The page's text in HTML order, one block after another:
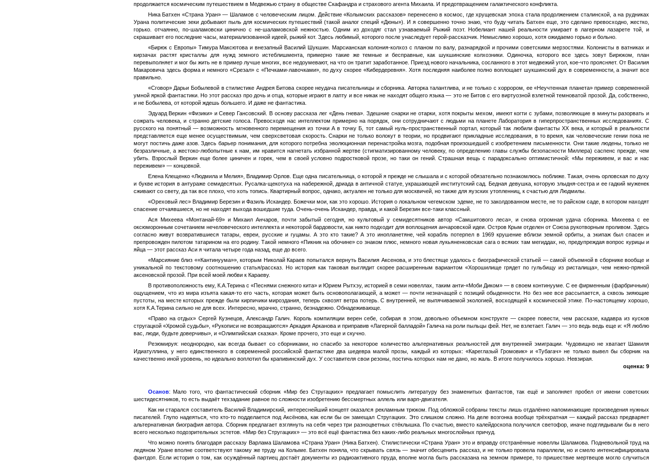
продолжается космическим путешествием в Медвежью страну в обществе Скафандра и страхового агента Михаила. И предотвращением галактического конфликта.
Ника Батхен «Страна Уран» — Шаламов с человеческим лицом. Действие «Колымских рассказов» перенесено в космос, где хрущевская эпоха стала продолжением сталинской, а на рудниках
Урана политические зеки добывают пыль для космических путешествий (такой аналог специй «Дюны»). И я совершенно точно знаю, что буду читать Батхен еще, это сделано превосходно, жестко,
горько. отчаянно, по-шаламовски цинично с не-шаламовской нежностью. Одним из доходяг стал узнаваемый Рыжий поэт. Нобелиант нашей реальности умирает в лагерном лазарете той, и
скрашивает его последние часы, материализованной идеей, рыжий кот. Здесь любимый, которого после унаследует герой-рассказчик. Немыслимо хорошо, хотя ожидаемо горько и больно.
«Бирюк с Европы» Тимура Максютова и внезапный Василий Шукшин. Марсианская колония-колхоз с планом по валу, разнарядкой и прочими советскими мерзостями. Колонисты в ватниках и
кирзачах растят кристаллы для нужд земного истеблишмента, примерно такие же темные и бесправные, как шукшинские колхозники. Одиночка, которого все здесь зовут Бирюком, план
перевыполняет и мог бы жить не в пример лучше многих, все недоумевают, на что он тратит заработанное. Приезд нового начальника, сосланного в этот медвежий угол, кое-что проясняет. От Василия
Макаровича здесь форма и немного «Срезал» с «Печками-лавочками», по духу скорее «Кибердеревня». Хотя последняя наиболее полно воплощает шукшинский дух в современности, а значит все
правильно.
«Сговор» Дарьи Бобылевой в стилистике Андрея Битова скорее неудача писательницы и сборника. Авторка талантлива, и не только с хоррором, ее «Неучтенная планета» пример современной
умной яркой фантастики. Но этот рассказ про дочь и отца, которые играют в лапту и все никак не находят общего языка — это не Битов с его виртуозной взлетной темноватой прозой. Да, собственно,
и не Бобылева, от которой ждешь большего. И даже не фантастика.
Эдуард Веркин «Физики» и Север Гансовский. В основу рассказа лег «День гнева». Здешние снарки не отарки, хотя покрыты мехом, имеют когти с зубами, позволяющие в минуты разорвать и
сожрать человека, и странно детские голоса. Превосходя нас интеллектом примерно на порядок, они сотрудничают с людьми на планете Лаборатория в гиперпространственных исследованиях. С
русского на понятный — возможность мгновенного перемещения из точки А в точку Б, тот самый нуль-пространственный портал, который так любили фантасты ХХ века, и который в реальности
представляется еще менее осуществимым, чем сверхсветовая скорость. Снарки не только волокут в теории, но продвигают прикладные исследования, в то время, как человеческие гении пока не
могут постичь даже азов. Здесь барьер понимания, для которого потребна эволюционная перенастройка мозга, подобная произошедшей с изобретением письменности. Они такие людены, только не
безразличные, а жестоко-любопытные к нам, им нравится нагнетать избранной жертве (стигматизированному человеку, по определению главы службы безопасности Миллера) саспенс прежде, чем
убить. Взрослый Веркин еще более циничен и горек, чем в своей условно подростковой прозе, но таки он гений. Страшная вещь с парадоксально оптимистичной: «Мы переживем, и вас и нас
переживем» — концовкой.
Елена Клещенко «Людмила и Мелия», Владимир Орлов. Еще одна писательница, о которой я прежде не слышала и с которой обязательно познакомлюсь поближе. Такая, очень орловская по духу
и букве история в антураже семидесятых. Русалка-щекотуха на набережной, дриада в античной статуе, украшающей институтский сад. Бедная девушка, которую злыдня-сестра и ее гадкий муженек
сживают со свету, да так все плохо, что хоть топись. Квартирный вопрос, однако, актуален не только для москвичей, но также для яузских утопленниц, к счастью для Людмилы.
«Ореховый лес» Владимир Березин и Фазиль Искандер. Божечки мои, как это хорошо. История о локальном чегемском эдеме, не то заколдованном месте, не то райском саде, в котором находят
спасение отчаявшиеся, но не находят выхода вошедшие туда. Очень-очень Искандер, правда, и какой Березин все-таки классный.
Ася Михеева «Монтанай-69» и Михаил Анчаров, почти забытый сегодня, но культовый у семидесятников автор «Самшитового леса», и снова огромная удача сборника. Михеева с ее
оксюморонным сочетанием нечеловеческого интеллекта и некоторой бардовости, как никто подходит для воплощения анчаровской идеи. Остров Крым отделен от Союза рукотворным проливом. Здесь
согласно живут возвратившиеся татары, евреи, русские и гуцамы. А это кто такие? А это инопланетяне, чей корабль потерпел в 1969 крушение вблизи земной орбиты, а экипаж был спасен и
препровожден пилотом татарином на его родину. Такой немного «Пикник на обочине» со знаком плюс, немного новая лукьяненковская сага о всяких там мегиддах, но, предупреждая вопрос курицы и
яйца — этот рассказ Аси я читала четыре года назад, еще до всего.
«Марсияние близ ««Кантинуума»», которым Николай Караев попытался вернуть Василия Аксенова, и это блестяще удалось с биографической статьей — самой объемной в сборнике вообще и
уникальной по текстовому соотношению статья/рассказ. Но история как таковая выглядит скорее расширенным вариантом «Хорошилище грядет по гульбищу из ристалища», чем нежно-пряной
аксеновской прозой. При всей моей любви к Караеву.
В противоположность ему, К.А.Терина с «Песнями снежного кита» и Юрием Рытхэу, историей в семи новеллах, таким анти-«Моби Диком» — в своем континууме. С ее фирменным (фарбричным)
ощущением, что из мира изъята какая-то его часть, которая может быть основополагающей, а может — почти незначащей с позиций обыденности. Но без нее все рассыпается, а сквозь зияющие
пустоты, на месте которых прежде были кирпичики мироздания, теперь сквозят ветра потерь. С внутренней, не выпячиваемой экологией, восходящей к космической этике. По-настоящему хорошо,
хотя К.А.Терина сильно не для всех. Интересно, мрачно, странно, безнадежно. Обнадеживающе.
«Право на отдых» Сергей Кузнецов, Александр Галич. Король компиляции верен себе, собирая в этом, довольно объемном конструкте — скорее повести, чем рассказе, кадавра из кусков
стругацкой «Хромой судьбы», «Рукописи не возвращаются» Аркадия Арканова и приправив «Лагерной балладой» Галича на роли пыльцы фей. Нет, не взлетает. Галич — это ведь ведь еще и: «Я люблю
вас, люди, будьте доверчивы», и «Олимпийская сказка». Кроме прочего, это еще и скучно.
Резюмируя: неоднородно, как всегда бывает со сборниками, но спасибо за некоторое количество альтернативных реальностей для внутренней эмиграции. Чудовищно не хватает Шамиля
Идиатуллина, у него единственного в современной российской фантастике два шедевра малой прозы, каждый из которых: «Кареглазый Громовик» и «Тубагач» не только вывел бы сборник на
качественно иной уровень, но идеально воплотил бы крапивинский дух. У составителя свои резоны, постичь которых нам не дано, но жаль. В итоге получилось хорошо. Невзирая.
оценка: 9
Осанов: Мало того, что фантастический сборник «Мир без Стругацких» предлагает помыслить литературу без знаменитых фантастов, так ещё и заполняет пробел от имени советских
шестидесятников, то есть выдаёт техзадание равное по сложности изобретению бессмертных аллель или варп-двигателя.
Как ни старался составитель Василий Владимирский, интереснейший концепт оказался рекламным трюком. Под обложкой собраны тексты лишь отдалённо напоминающие произведения нужных
писателей. Глупо надеяться, что кто-то подделается под Аксёнова, как если бы он замещал Стругацких. Это слишком сложно. На деле возгонка вообще трёхкратная — каждый рассказ предваряет
альтернативная биография автора. Сборник предлагает взглянуть на себя через три разноцветных стёклышка. По счастью, вместо калейдоскопа получился светофор, иначе подглядывали бы в него
всего несколько подозрительных эстетов. «Мир без Стругацких» — это всё ещё фантастика без каких-либо реальных многослойных причуд.
Что можно понять благодаря рассказу Варлама Шаламова «Страна Уран» (Ника Батхен). Стилистически «Страна Уран» это и вправду отстранённые новеллы Шаламова. Подневольной труд на
ледяном Уране вполне соответствуют такому же труду на Колыме. Батхен поняла, что скрывать связь — значит обесценить рассказ, и не только провела параллели, но и смело интенсифицировала
фантдоп. Если история о том, как осуждённый партиец достаёт документы из радиоактивного пруда, вполне могла быть рассказана на земном примере, то пришествие мертвецов могло случиться